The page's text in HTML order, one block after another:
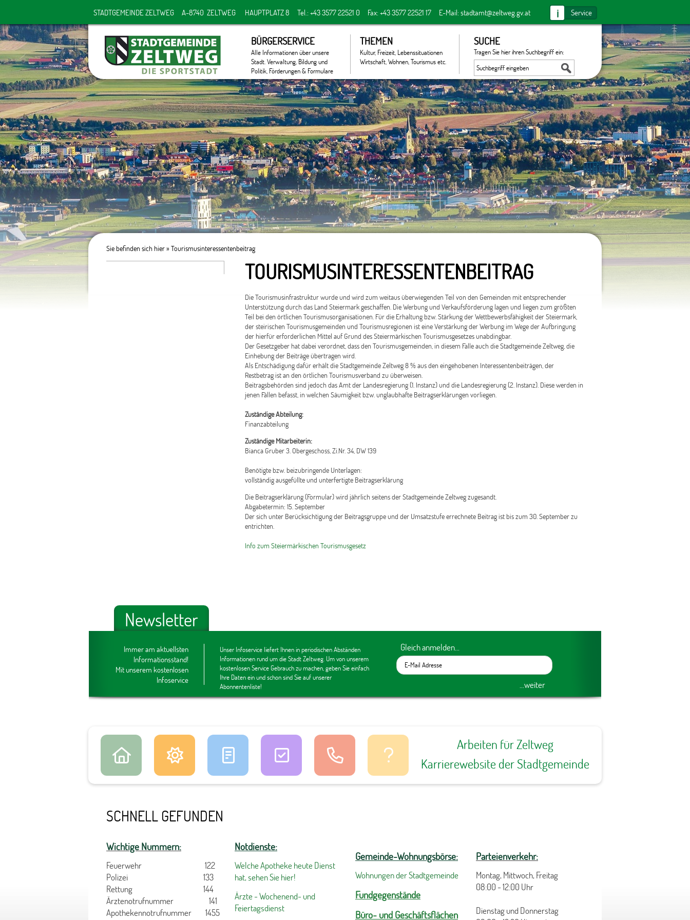
STADTGEMEINDE ZELTWEG A-8740 ZELTWEG HAUPTPLATZ 8 Tel.: +43 3577 22521 0 Fax: +43 3577 22521 17 E-Mail: stadtamt@zeltweg.gv.at i Service
BÜRGERSERVICE
Alle Informationen über unsere
Stadt. Verwaltung, Bildung und
Politik, Förderungen & Formulare
THEMEN
Kultur, Freizeit, Lebenssituationen
Wirtschaft, Wohnen, Tourismus etc.
SUCHE
Tragen Sie hier ihren Suchbegriff ein:
Sie befinden sich hier » Tourismusinteressentenbeitrag
TOURISMUSINTERESSENTENBEITRAG
Die Tourismusinfrastruktur wurde und wird zum weitaus überwiegenden Teil von den Gemeinden mit entsprechender
Unterstützung durch das Land Steiermark geschaffen. Die Werbung und Verkaufsförderung lagen und liegen zum größten
Teil bei den örtlichen Tourismusorganisationen. Für die Erhaltung bzw. Stärkung der Wettbewerbsfähigkeit der Steiermark,
der steirischen Tourismusgemeinden und Tourismusregionen ist eine Verstärkung der Werbung im Wege der Aufbringung
der hierfür erforderlichen Mittel auf Grund des Steiermärkischen Tourismusgesetzes unabdingbar.
Der Gesetzgeber hat dabei verordnet, dass den Tourismusgemeinden, in diesem Falle auch die Stadtgemeinde Zeltweg, die
Einhebung der Beiträge übertragen wird.
Als Entschädigung dafür erhält die Stadtgemeinde Zeltweg 8 % aus den eingehobenen Interessentenbeiträgen, der
Restbetrag ist an den örtlichen Tourismusverband zu überweisen.
Beitragsbehörden sind jedoch das Amt der Landesregierung (1. Instanz) und die Landesregierung (2. Instanz). Diese werden in
jenen Fällen befasst, in welchen Säumigkeit bzw. unglaubhafte Beitragserklärungen vorliegen.
Zuständige Abteilung:
Finanzabteilung
Zuständige Mitarbeiterin:
Bianca Gruber 3. Obergeschoss, Zi.Nr. 34, DW 139
Benötigte bzw. beizubringende Unterlagen:
vollständig ausgefüllte und unterfertigte Beitragserklärung
Die Beitragserklärung (Formular) wird jährlich seitens der Stadtgemeinde Zeltweg zugesandt.
Abgabetermin: 15. September
Der sich unter Berücksichtigung der Beitragsgruppe und der Umsatzstufe errechnete Beitrag ist bis zum 30. September zu
entrichten.
Info zum Steiermärkischen Tourismusgesetz
Newsletter
Immer am aktuellsten
Informationsstand!
Mit unserem kostenlosen
Infoservice
Unser Infoservice liefert Ihnen in periodischen Abständen
Informationen rund um die Stadt Zeltweg. Um von unserem
kostenlosen Service Gebrauch zu machen, geben Sie einfach
Ihre Daten ein und schon sind Sie auf unserer
Abonnentenliste!
Gleich anmelden...
Arbeiten für Zeltweg
Karrierewebsite der Stadtgemeinde
SCHNELL GEFUNDEN
Wichtige Nummern:
Feuerwehr 122
Polizei 133
Rettung 144
Ärztenotrufnummer 141
Apothekennotrufnummer 1455
Notdienste:
Welche Apotheke heute Dienst
hat, sehen Sie hier!
Ärzte - Wochenend- und
Feiertagsdienst
Gemeinde-Wohnungsbörse:
Wohnungen der Stadtgemeinde
Fundgegenstände
Büro- und Geschäftsflächen
Parteienverkehr:
Montag, Mittwoch, Freitag
08:00 - 12:00 Uhr
Dienstag und Donnerstag